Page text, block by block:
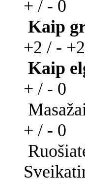
+ / - 0
Kaip
+2 / - +2
Kaip
+ / - 0
+ / - 0